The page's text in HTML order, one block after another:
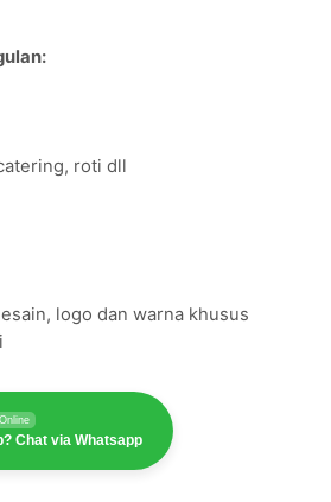
roti dll
logo dan warna khusus
Online
Chat via Whatsapp